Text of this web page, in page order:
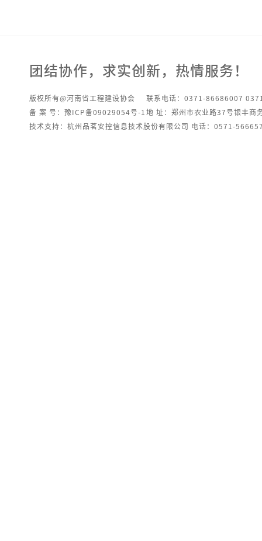
团结协作，求实创新，热情服务！
版权所有@河南省工程建设协会
联系电话：0371-86686007
备 案 号：豫ICP备09029054号-1 地 址：郑州市农业路37号银丰商
技术支持：杭州品茗安控信息技术股份有限公司 电话：0571-